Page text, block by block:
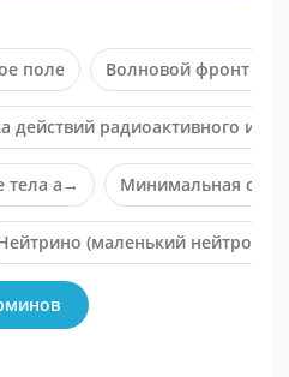
поле Волновой фронт (по
действий радиоактивного и
тела a→ Минимальная
(маленький нейтрон)
намагничивания